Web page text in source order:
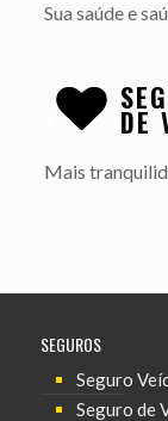
Sua saúde e
DE
Mais
SEGUROS
Seguro
Seguro de